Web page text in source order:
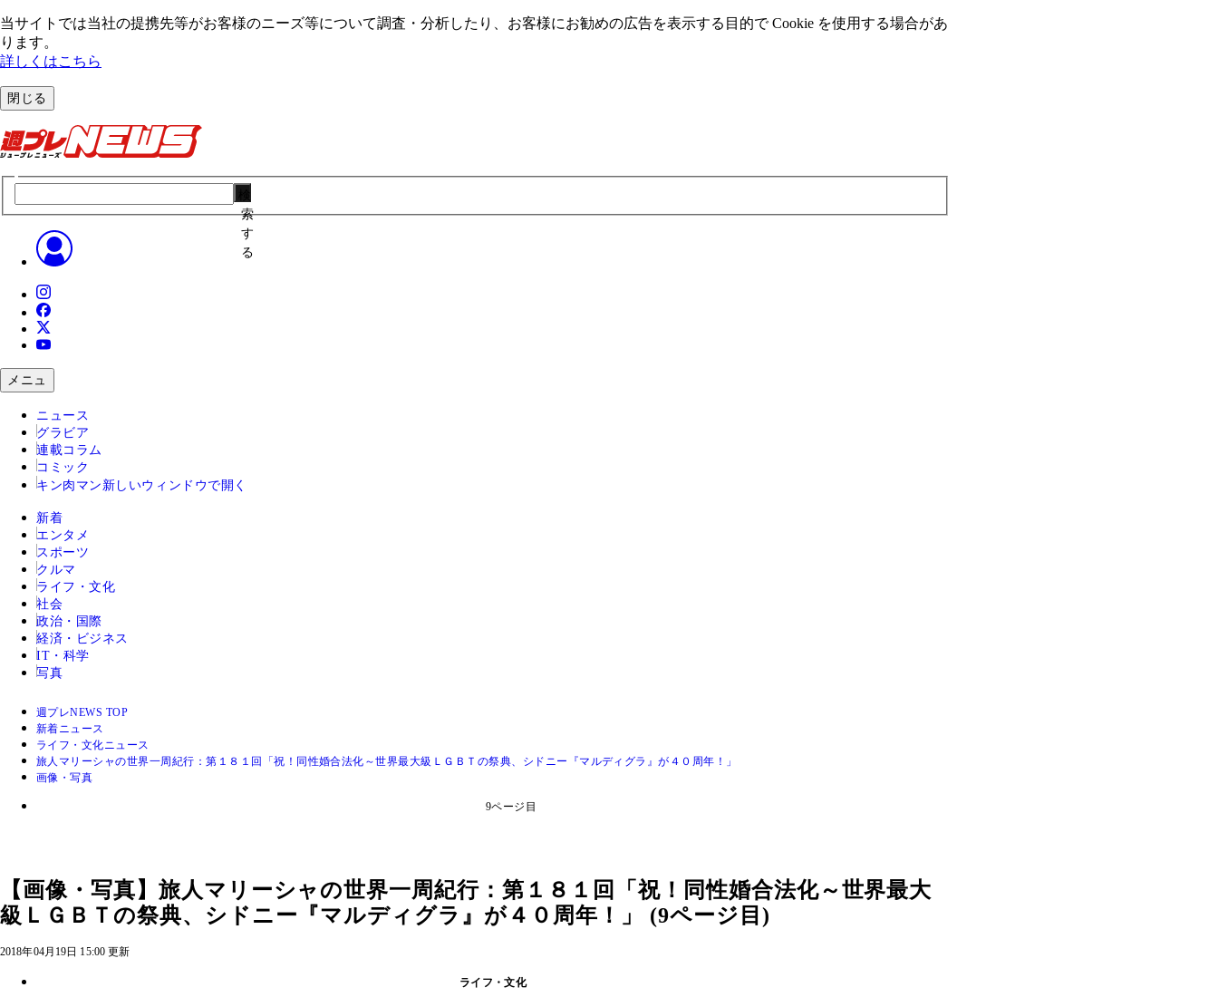
当サイトでは当社の提携先等がお客様のニーズ等について調査・分析したり、お客様にお勧めの広告を表⽰する⽬的で Cookie を使⽤する場合があ
ります。
詳しくはこちら
閉じる
索
す
る
メニュ
ニュース
グラビア
連載コラム
コミック
キン肉マン 新しいウィンドウで開く
新着
エンタメ
スポーツ
クルマ
ライフ・文化
社会
政治・国際
経済・ビジネス
IT・科学
写真
週プレNEWS TOP
新着ニュース
ライフ・文化ニュース
旅人マリーシャの世界一周紀行：第１８１回「祝！同性婚合法化～世界最大級ＬＧＢＴの祭典、シドニー『マルディグラ』が４０周年！」
画像・写真
9ページ目
【画像・写真】旅人マリーシャの世界一周紀行：第１８１回「祝！同性婚合法化～世界最大
級ＬＧＢＴの祭典、シドニー『マルディグラ』が４０周年！」 (9ページ目)
2018年04月19日 15:00 更新
ライフ・文化